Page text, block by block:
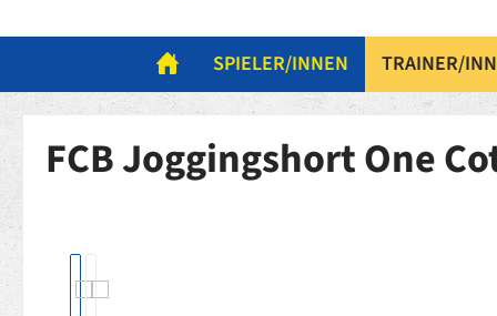
SPIELER/INNEN TRAINER/
FCB Joggingshort One